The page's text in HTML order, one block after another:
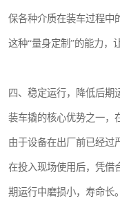
保各种介质在装车过程中
这种“量身定制”的能力，
四、稳定运行，降低后期
装车撬的核心优势之一，
由于设备在出厂前已经过
在投入现场使用后，凭借
期运行中磨损小，寿命长。